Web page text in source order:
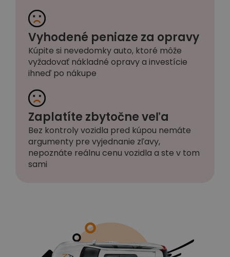
Vyhodené peniaze za opravy
Kúpite si nevedomky auto, ktoré môže
vyžadovať nákladné opravy a investície
ihneď po nákupe
Zaplatíte zbytočne veľa
Bez kontroly vozidla pred kúpou nemáte
argumenty pre vyjednanie zľavy,
nepoznáte reálnu cenu vozidla a ste v tom
sami